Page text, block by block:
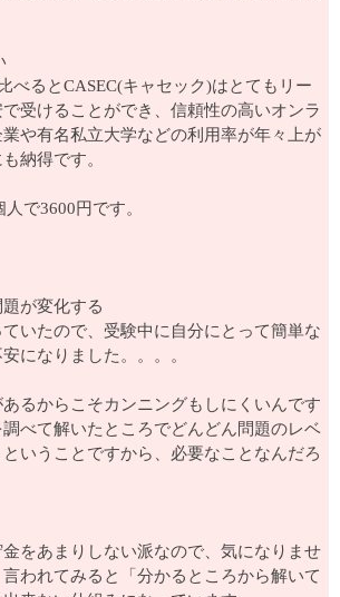
べるとCASEC(キャセック)はとてもリー
受けることができ、信頼性の高いオンラ
や有名私立大学などの利用率が年々上が
納得です。
で3600円です。
が変化する
いたので、受験中に自分にとって簡単な
になりました。。。。
るからこそカンニングもしにくいんです
べて解いたところでどんどん問題のレベ
いうことですから、必要なことなんだろ
をあまりしない派なので、気になりませ
われてみると「分かるところから解いて